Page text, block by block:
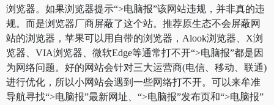
浏览器。如果浏览器提示“>电脑报”该网站违规，并非真的违
规。而是浏览器厂商屏蔽了这个站。推荐原生态不会屏蔽网
站的浏览器，苹果可以用自带的浏览器，Alook浏览器、X浏
览器、VIA浏览器、微软Edge等通常打不开“>电脑报”都是因
为网络问题。好的网站会针对三大运营商(电信、移动、联通)
进行优化，所以小网站会遇到一些网络打不开。可以来牟准
导航寻找“>电脑报”最新网址、“>电脑报”发布页和“>电脑报”